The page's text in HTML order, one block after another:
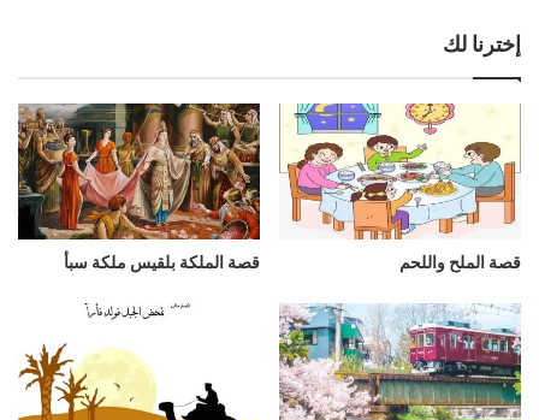
إخترنا لك
قصة الملح واللحم قصة الملكة بلقيس ملكة سبأ